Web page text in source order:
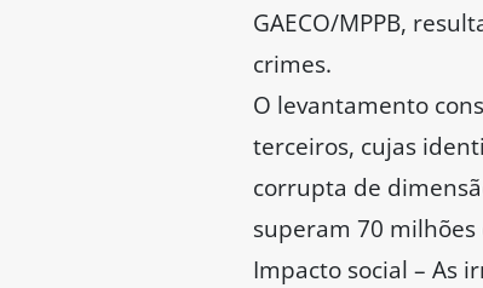
GAECO/MPPB,
crimes.
O levantamento
terceiros, cujas
corrupta de
superam 70 milhões
Impacto social – As